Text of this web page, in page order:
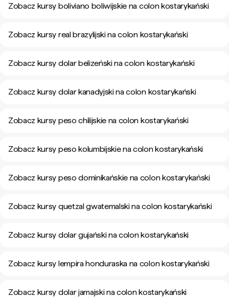
Zobacz kursy boliviano boliwijskie na colon kostarykański
Zobacz kursy real brazylijski na colon kostarykański
Zobacz kursy dolar belizeński na colon kostarykański
Zobacz kursy dolar kanadyjski na colon kostarykański
Zobacz kursy peso chilijskie na colon kostarykański
Zobacz kursy peso kolumbijskie na colon kostarykański
Zobacz kursy peso dominikańskie na colon kostarykański
Zobacz kursy quetzal gwatemalski na colon kostarykański
Zobacz kursy dolar gujański na colon kostarykański
Zobacz kursy lempira honduraska na colon kostarykański
Zobacz kursy dolar jamajski na colon kostarykański